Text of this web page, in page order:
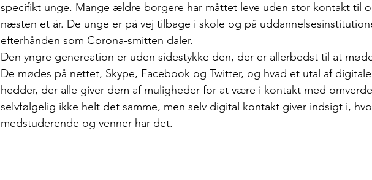
specifikt unge. Mange ældre borgere har måttet leve uden stor kontakt til
næsten et år. De unge er på vej tilbage i skole og på
efterhånden som Corona-smitten daler.
Den yngre genereation er uden sidestykke den, der er allerbedst til at
De mødes på nettet, Skype, Facebook og Twitter, og hvad et utal af
hedder, der alle giver dem af muligheder for at være i kontakt med
selvfølgelig ikke helt det samme, men selv digital kontakt giver indsigt i,
medstuderende og venner har det.